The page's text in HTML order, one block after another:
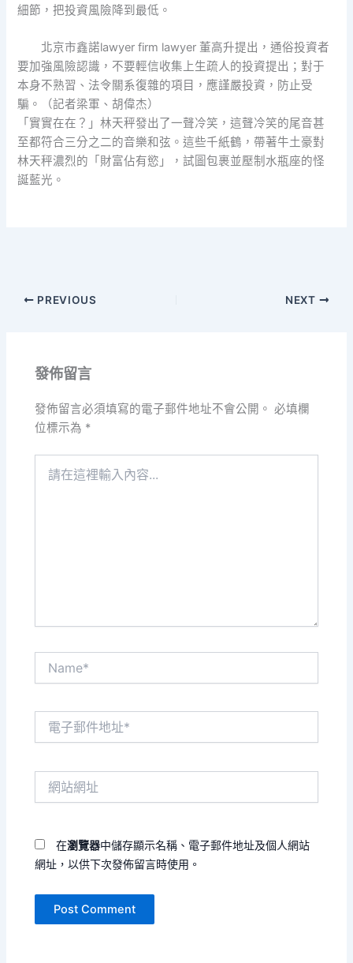
細節，把投資風險降到最低。
北京市鑫諾lawyer firm lawyer 董高升提出，通俗投資者
要加強風險認識，不要輕信收集上生疏人的投資提出；對于
本身不熟習、法令關系復雜的項目，應謹嚴投資，防止受
騙。（記者梁軍、胡偉杰）
「實實在在？」林天秤發出了一聲冷笑，這聲冷笑的尾音甚
至都符合三分之二的音樂和弦。這些千紙鶴，帶著牛土豪對
林天秤濃烈的「財富佔有慾」，試圖包裹並壓制水瓶座的怪
誕藍光。
PREVIOUS NEXT
發佈留言
發佈留言必須填寫的電子郵件地址不會公開。 必填欄
位標示為 *
在瀏覽器中儲存顯示名稱、電子郵件地址及個人網站
網址，以供下次發佈留言時使用。